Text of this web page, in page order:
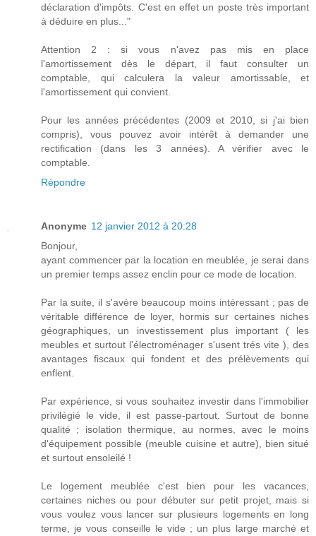
déclaration d'impôts. C'est en effet un poste très important
à déduire en plus..."
Attention 2 : si vous n'avez pas mis en place
l'amortissement dès le départ, il faut consulter un
comptable, qui calculera la valeur amortissable, et
l'amortissement qui convient.
Pour les années précédentes (2009 et 2010, si j'ai bien
compris), vous pouvez avoir intérêt à demander une
rectification (dans les 3 années). A vérifier avec le
comptable.
Répondre
Anonyme 12 janvier 2012 à 20:28
Bonjour,
ayant commencer par la location en meublée, je serai dans
un premier temps assez enclin pour ce mode de location.
Par la suite, il s'avère beaucoup moins intéressant ; pas de
véritable différence de loyer, hormis sur certaines niches
géographiques, un investissement plus important ( les
meubles et surtout l'électroménager s'usent trés vite ), des
avantages fiscaux qui fondent et des prélèvements qui
enflent.
Par expérience, si vous souhaitez investir dans l'immobilier
privilégié le vide, il est passe-partout. Surtout de bonne
qualité ; isolation thermique, au normes, avec le moins
d'équipement possible (meuble cuisine et autre), bien situé
et surtout ensoleilé !
Le logement meublée c'est bien pour les vacances,
certaines niches ou pour débuter sur petit projet, mais si
vous voulez vous lancer sur plusieurs logements en long
terme, je vous conseille le vide ; un plus large marché et